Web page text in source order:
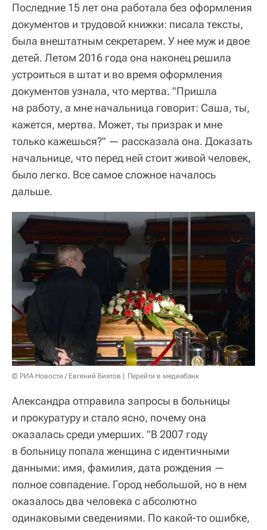
Последние 15 лет она работала без оформления
документов и трудовой книжки: писала тексты,
была внештатным секретарем. У нее муж и двое
детей. Летом 2016 года она наконец решила
устроиться в штат и во время оформления
документов узнала, что мертва. "Пришла
на работу, а мне начальница говорит: Саша, ты,
кажется, мертва. Может, ты призрак и мне
только кажешься?" — рассказала она. Доказать
начальнице, что перед ней стоит живой человек,
было легко. Все самое сложное началось
дальше.
© РИА Новости / Евгений Биятов Перейти в медиабанк
Александра отправила запросы в больницы
и прокуратуру и стало ясно, почему она
оказалась среди умерших. "В 2007 году
в больницу попала женщина с идентичными
данными: имя, фамилия, дата рождения —
полное совпадение. Город небольшой, но в нем
оказалось два человека с абсолютно
одинаковыми сведениями. По какой-то ошибке,